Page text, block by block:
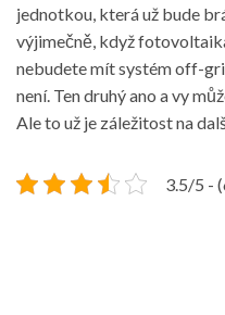
jednotkou, která už bude
výjimečně, když
nebudete mít systém off-
není. Ten druhý ano a vy
Ale to už je záležitost na
3.5/5 -